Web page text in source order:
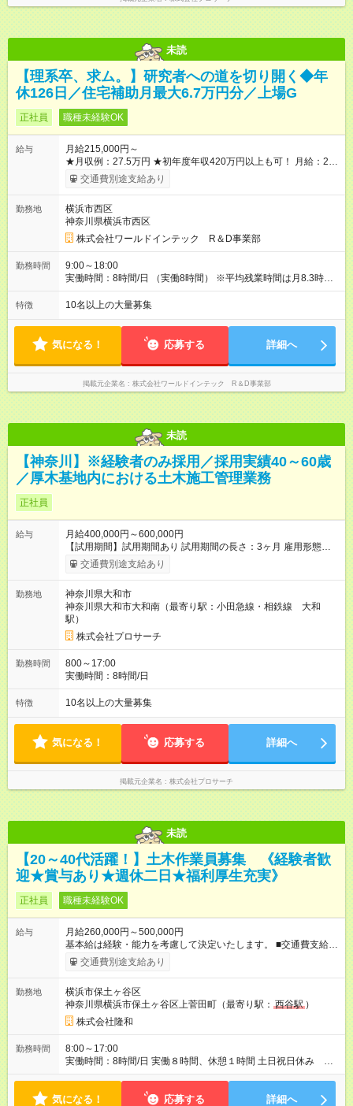
未読
【理系卒、求ム。】研究者への道を切り開く◆年
休126日／住宅補助月最大6.7万円分／上場G
正社員 職種未経験OK
給与
月給215,000円～
★月収例：27.5万円 ★初年度年収420万円以上も可！ 月給：21
万5000円×12ヶ月 家賃補助：6.7万円×12ヶ月 ※1 賞与：4ヶ月
分 ※2 ――――――――――――――― 【合計】年424.4万円
費用全額負担も! ※1 規定あり ※2 賞与年2回支給（昨年度実績は
約3.8～4.5ヶ月分）。 ★あなたの頑張りを給与に反映！ 案件ご
とではなく、スキルの向上・資格取得・社内試験の結果、配属
先での評価などを給与に反映。研究者としての努力がしっかり
報われる体制です！ ◎残業代は別途全額支給いたします。 ◎年
齢、スキル、適性などを考慮のうえ決定します。 【試用期間】
時と同じです。
交通費別途支給あり
勤務地
横浜市西区
神奈川県横浜市西区
株式会社ワールドインテック R＆D事業部
勤務時間
9:00～18:00
実働時間：8時間/日 （実働8時間） ※平均残業時間は月8.3時間
とほとんどナシ。ワークライフバランスも取りやすいです。
特徴 10名以上の大量募集
気になる！ 応募する 詳細へ
掲載元企業名 株式会社ワールドインテック R＆D事業部
未読
【神奈川】※経験者のみ採用／採用実績40～60歳
／厚木基地内における土木施工管理業務
正社員
給与
月給400,000円～600,000円
【試用期間】試用期間あり 試用期間の長さ：3ヶ月 雇用形態、
給与は本採用時と同じです。
交通費別途支給あり
勤務地
神奈川県大和市
神奈川県大和市大和南（最寄り駅：小田急線・相鉄線 大和
駅）
株式会社プロサーチ
勤務時間
800～17:00
実働時間：8時間/日
特徴 10名以上の大量募集
気になる！ 応募する 詳細へ
掲載元企業名 株式会社プロサーチ
未読
【20～40代活躍！】土木作業員募集 《経験者歓
迎★賞与あり★週休二日★福利厚生充実》
正社員 職種未経験OK
給与
月給260,000円～500,000円
基本給は経験・能力を考慮して決定いたします。 ■交通費支給
（月上限20,000円） ■退職金制度あり ※試用期間終了後から適
用を負担） ┗重機技能講習や特別教育など 所有数にかかわ
らず一律5,000円 ■免許手当 ┗普通自動車免許：10,000円 ┗準中
型免許以上（MT）：20,000円 ■現場移動手当：20,000円 ■精皆
勤手当：10,000円 ■組合費手当：6,600円 ■家族手当 ┗子：5,000
円 ┗配偶者：10,000円 ■休日手当：土曜日は1.25倍の残業代支給
■住宅手当：20,000円 【試用期間】試用期間あり 試用期間の長
交通費別途支給あり
勤務地
横浜市保土ヶ谷区
神奈川県横浜市保土ヶ谷区上菅田町（最寄り駅： 西谷駅 ）
株式会社隆和
勤務時間
8:00～17:00
実働時間：8時間/日 実働８時間、休憩１時間 土日祝日休み 完
全週休二日 残業少なめです(月平均5時間以下）
気になる！ 応募する 詳細へ